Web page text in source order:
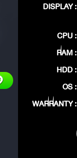
DISPLAY :
CPU :
RAM :
HDD :
OS :
WARRANTY :